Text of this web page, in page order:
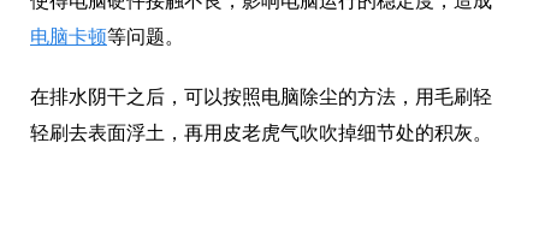
电脑卡顿等问题。
在排水阴干之后，可以按照电脑除尘的方法，用毛刷轻
轻刷去表面浮土，再用皮老虎气吹吹掉细节处的积灰。